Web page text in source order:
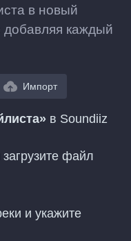
в новый
добавляя каждый
Импорт
в Soundiiz
загрузите файл
и укажите